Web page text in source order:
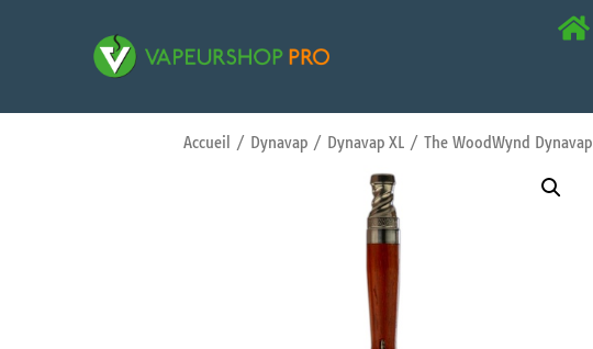
Accueil / Dynavap/ Dynavap XL/ The WoodWynd Dynavap